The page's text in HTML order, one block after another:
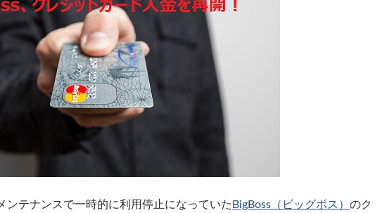
ンテナンスで一時的に利用停止になっていた BigBoss（ビッグボス） のク